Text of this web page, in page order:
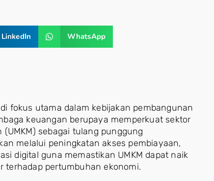
LinkedIn WhatsApp
fokus utama dalam kebijakan pembangunan
keuangan berupaya memperkuat sektor
sebagai tulang punggung
melalui peningkatan akses pembiayaan,
digital guna memastikan UMKM dapat naik
terhadap pertumbuhan ekonomi.